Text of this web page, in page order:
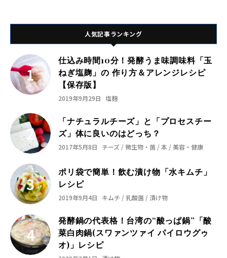
人気記事ランキング
仕込み時間10分！発酵うま味調味料「玉
ねぎ塩麹」の 作り方＆アレンジレシピ
【保存版】
2019年9月29日 塩麹
「ナチュラルチーズ」と「プロセスチー
ズ」体に良いのはどっち？
2017年5月8日 チーズ / 微生物・菌 / 本 / 美容・健康
ポリ袋で簡単！飲む漬け物「水キムチ」
レシピ
2019年9月4日 キムチ / 乳酸菌 / 漬け物
発酵鍋の代表格！台湾の“酸っぱ鍋”「酸
菜白肉鍋(スワァンツァイ パイロウグゥ
オ)」レシピ